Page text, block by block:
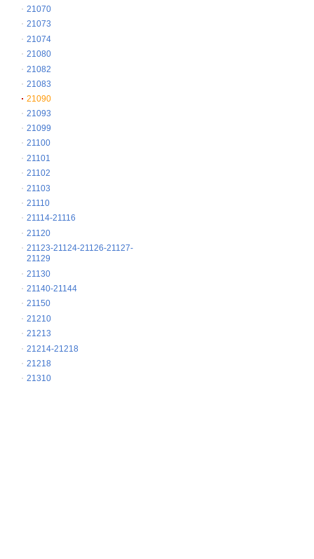
21070
21073
21074
21080
21082
21083
21090
21093
21099
21100
21101
21102
21103
21110
21114-21116
21120
21123-21124-21126-21127-
21129
21130
21140-21144
21150
21210
21213
21214-21218
21218
21310